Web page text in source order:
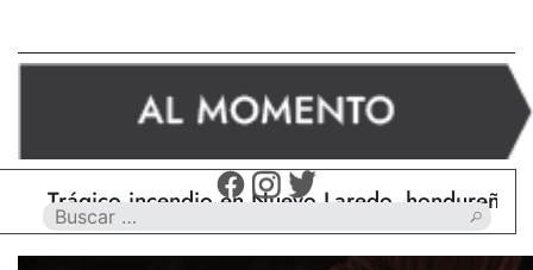
incendio en Nuevo Laredo, hondureño muere